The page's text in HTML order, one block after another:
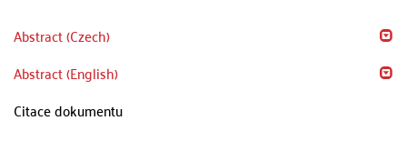
Abstract (Czech)
Abstract (English)
Citace dokumentu